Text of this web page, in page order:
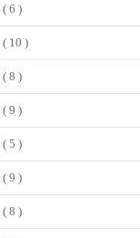
( 6 )
( 10 )
( 8 )
( 9 )
( 5 )
( 9 )
( 8 )